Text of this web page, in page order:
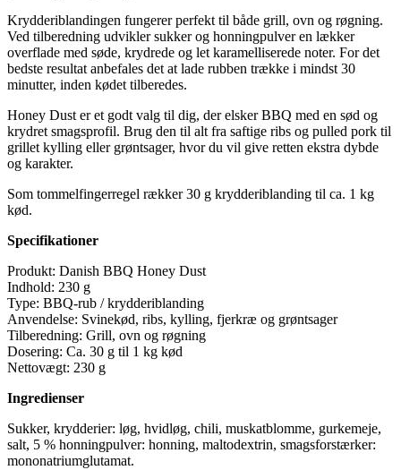
Krydderiblandingen fungerer perfekt til både grill, ovn og røgning.
Ved tilberedning udvikler sukker og honningpulver en lækker
overflade med søde, krydrede og let karamelliserede noter. For det
bedste resultat anbefales det at lade rubben trække i mindst 30
minutter, inden kødet tilberedes.
Honey Dust er et godt valg til dig, der elsker BBQ med en sød og
krydret smagsprofil. Brug den til alt fra saftige ribs og pulled pork til
grillet kylling eller grøntsager, hvor du vil give retten ekstra dybde
og karakter.
Som tommelfingerregel rækker 30 g krydderiblanding til ca. 1 kg
kød.
Specifikationer
Produkt: Danish BBQ Honey Dust
Indhold: 230 g
Type: BBQ-rub / krydderiblanding
Anvendelse: Svinekød, ribs, kylling, fjerkræ og grøntsager
Tilberedning: Grill, ovn og røgning
Dosering: Ca. 30 g til 1 kg kød
Nettovægt: 230 g
Ingredienser
Sukker, krydderier: løg, hvidløg, chili, muskatblomme, gurkemeje,
salt, 5 % honningpulver: honning, maltodextrin, smagsforstærker:
mononatriumglutamat.